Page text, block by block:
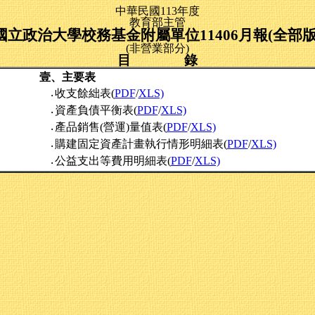
中華民國113年度
教育部主管
立政治大學校務基金附屬單位11406月報(全部
(非營業部分)
目 錄
壹、主要表
‧收支餘絀表(PDF/XLS)
‧ 資產負債平衡表(PDF/XLS)
‧ 產品銷售(營運)量值表(PDF/XLS)
‧ 購建固定資產計畫執行情形明細表(PDF/XLS)
‧公益支出等費用明細表(PDF/XLS)